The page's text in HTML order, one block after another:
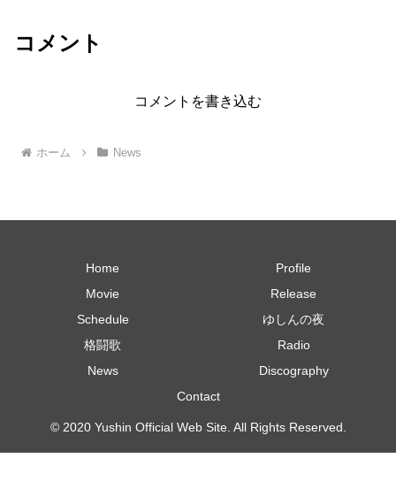
コメント
コメントを書き込む
ホーム News
Home
Profile
Movie
Release
Schedule
ゆしんの夜
格闘歌
Radio
News
Discography
Contact
© 2020 Yushin Official Web Site. All Rights Reserved.